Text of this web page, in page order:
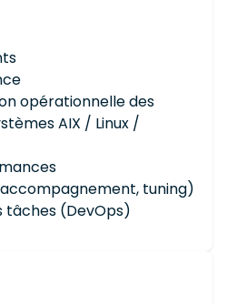
opérationnelle des
AIX / Linux /
tuning)
tâches (DevOps)